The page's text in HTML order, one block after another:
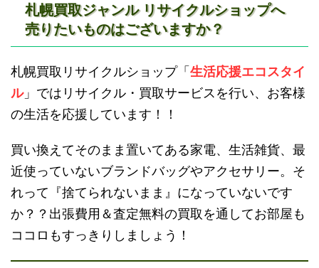
砂川不用品回収 帯広・十勝不用品回収
札幌買取ジャンル リサイクルショップへ
売りたいものはございますか？
札幌買取リサイクルショップ「生活応援エコスタイ
ル」ではリサイクル・買取サービスを行い、お客様
の生活を応援しています！！
買い換えてそのまま置いてある家電、生活雑貨、最
近使っていないブランドバッグやアクセサリー。そ
れって『捨てられないまま』になっていないです
か？？出張費用＆査定無料の買取を通してお部屋も
ココロもすっきりしましょう！